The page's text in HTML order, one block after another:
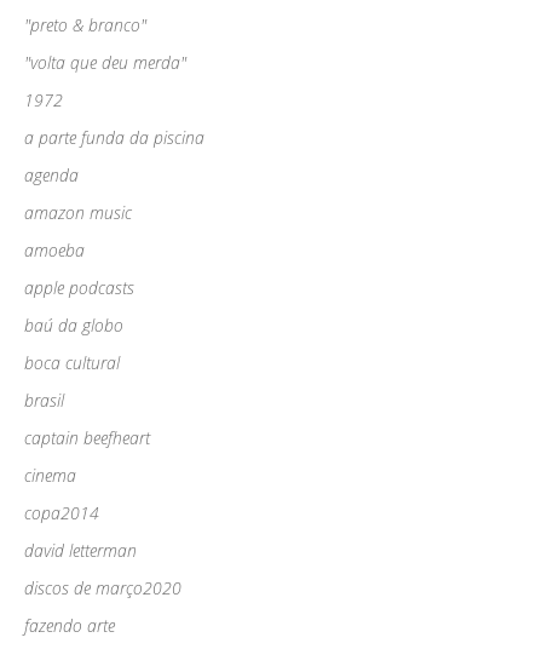
"preto & branco"
"volta que deu merda"
1972
a parte funda da piscina
agenda
amazon music
amoeba
apple podcasts
baú da globo
boca cultural
brasil
captain beefheart
cinema
copa2014
david letterman
discos de março2020
fazendo arte